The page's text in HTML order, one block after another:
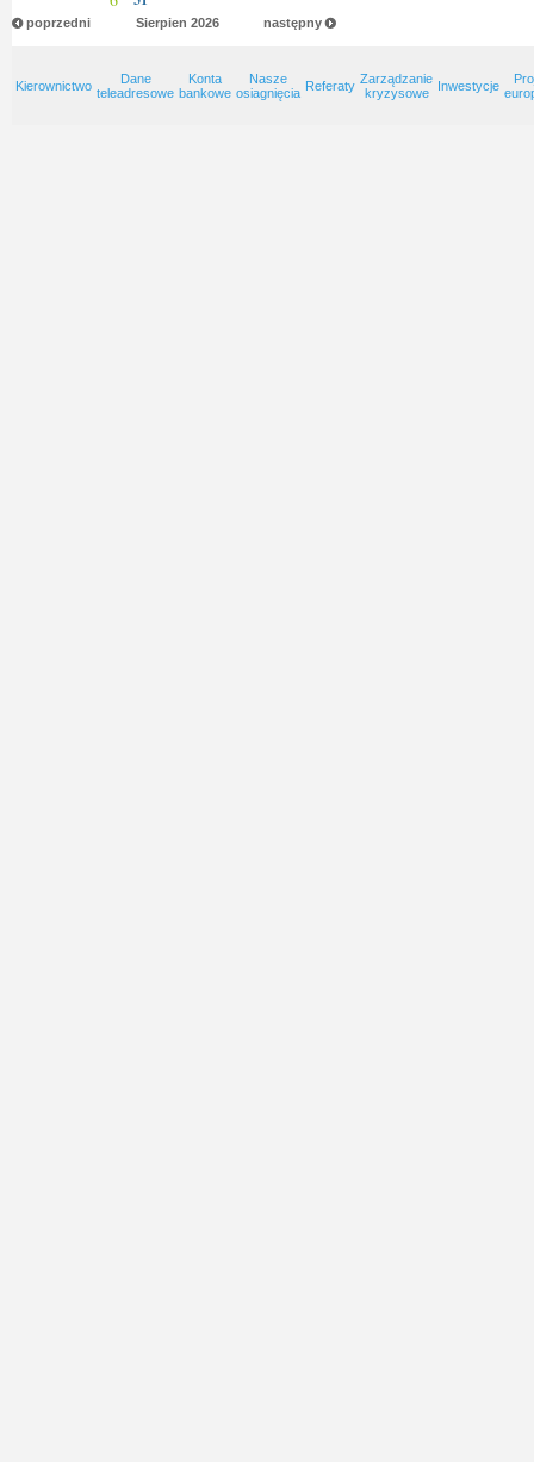
poprzedni następny
Sierpien 2026
Kierownictwo
Dane
teleadresowe
Konta
bankowe
Nasze
osiagnięcia Referaty Zarządzanie
kryzysowe
Inwestycje